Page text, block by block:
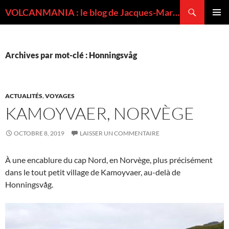
VOLCANMANIA : le blog de Jacques-Marie BARDINTZEFF, volcanologue
Archives par mot-clé : Honningsvåg
ACTUALITÉS,VOYAGES
KAMOYVAER, NORVÈGE
OCTOBRE 8, 2019 LAISSER UN COMMENTAIRE
À une encablure du cap Nord, en Norvège, plus précisément
dans le tout petit village de Kamoyvaer, au-delà de
Honningsvåg.